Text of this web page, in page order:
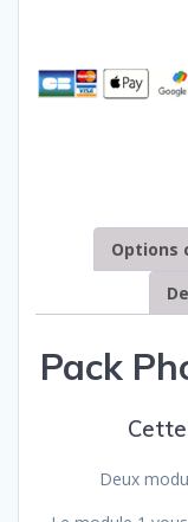
Options
Pack
Deux